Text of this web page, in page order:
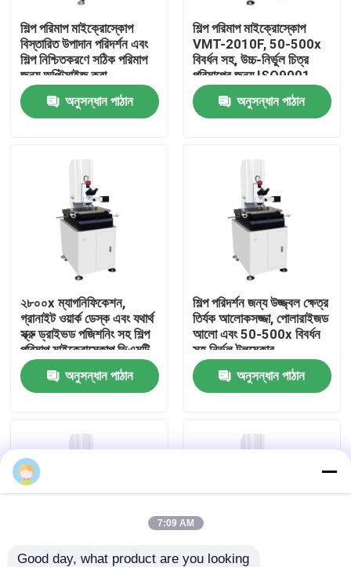
বাড়ি
আমাদের সম্পর্কে
কারখানা ভ্রমণ
মান নিয়ন্ত্রণ
খবর
সিএনসি ভিশন মেজারিং মেশিন
শিল্প পরিমাপ মাইক্রোস্কোপ
বিস্তারিত উপাদান পরিদর্শন এবং
শিল্প নিশ্চিতকরণে সঠিক পরিমাপ
জন্য অপ্টিমাইজ করা
অনুসন্ধান পাঠান
শিল্প পরিমাপ মাইক্রোস্কোপ
VMT-2010F, 50-500x
বিবর্ধন সহ, উচ্চ-নির্ভুল চিত্র
পরিমাপের জন্য ISO9001
সার্টিফাইড
অনুসন্ধান পাঠান
২৮০০x ম্যাগনিফিকেশন,
গ্রানাইট ওয়ার্ক ডেস্ক এবং যথার্থ
স্ক্রু ড্রাইভড পজিশনিং সহ শিল্প
পরিমাপ মাইক্রোস্কোপ ভিএমটি
-4030
অনুসন্ধান পাঠান
শিল্প পরিদর্শন জন্য উজ্জ্বল ক্ষেত্র
তির্যক আলোকসজ্জা, পোলারাইজড
আলো এবং 50-500x বিবর্ধন
সহ নির্ভুল টুলমেকার
মাইক্রোস্কোপ
অনুসন্ধান পাঠান
7:09 AM
Good day, what product are you looking